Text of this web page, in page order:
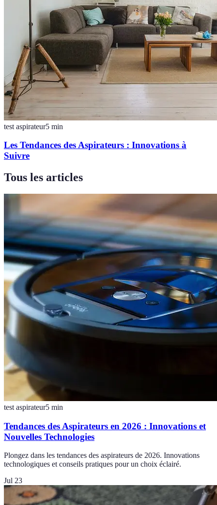
test aspirateur5 min
Les Tendances des Aspirateurs : Innovations à
Suivre
Tous les articles
test aspirateur5 min
Tendances des Aspirateurs en 2026 : Innovations et
Nouvelles Technologies
Plongez dans les tendances des aspirateurs de 2026. Innovations
technologiques et conseils pratiques pour un choix éclairé.
Jul 23